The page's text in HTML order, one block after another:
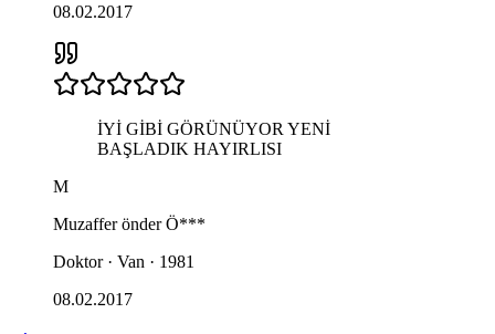
08.02.2017
İYİ GİBİ GÖRÜNÜYOR YENİ
BAŞLADIK HAYIRLISI
M
Muzaffer önder Ö***
Doktor · Van · 1981
08.02.2017